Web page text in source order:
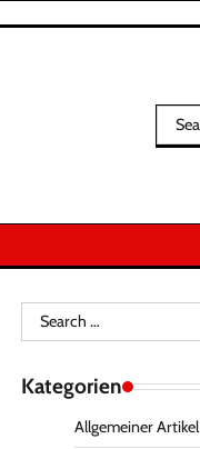
Search
for:
Search
for:
Kategorien
Allgemeiner Artikel